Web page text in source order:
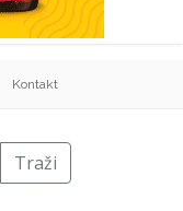
Kontakt
Traži